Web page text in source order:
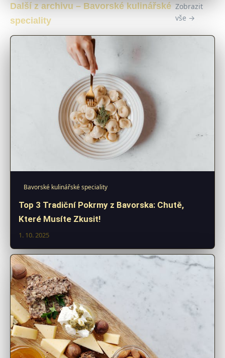
Další z archivu – Bavorské kulinářské
speciality
Zobrazit
vše →
Bavorské kulinářské speciality
Top 3 Tradiční Pokrmy z Bavorska: Chutě,
Které Musíte Zkusit!
1. 10. 2025